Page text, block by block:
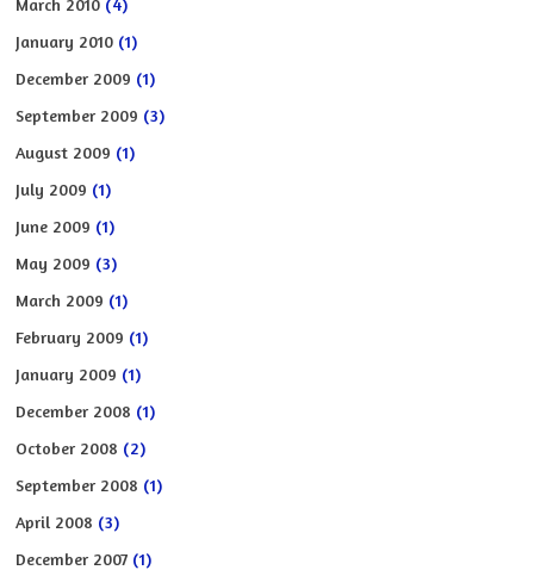
January 2010 (1)
December 2009 (1)
September 2009 (3)
August 2009 (1)
July 2009 (1)
June 2009 (1)
May 2009 (3)
March 2009 (1)
February 2009 (1)
January 2009 (1)
December 2008 (1)
October 2008 (2)
September 2008 (1)
April 2008 (3)
December 2007 (1)